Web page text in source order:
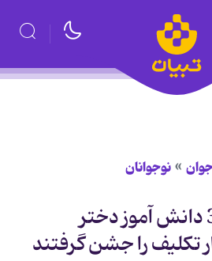
نوجوانان
یک هزار و300 دانش آموز دختر
تکلیف را جشن گرفتند